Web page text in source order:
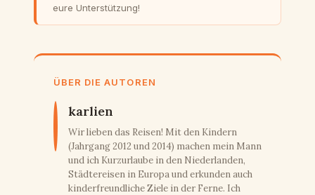
eure Unterstützung!
ÜBER DIE AUTOREN
karlien
Wir lieben das Reisen! Mit den Kindern
(Jahrgang 2012 und 2014) machen mein Mann
und ich Kurzurlaube in den Niederlanden,
Städtereisen in Europa und erkunden auch
kinderfreundliche Ziele in der Ferne. Ich